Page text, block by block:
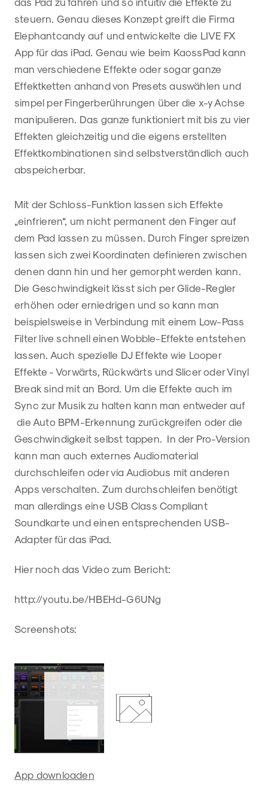
steuern. Genau dieses Konzept greift die Firma
Elephantcandy auf und entwickelte die LIVE FX
App für das iPad. Genau wie beim KaossPad kann
man verschiedene Effekte oder sogar ganze
Effektketten anhand von Presets auswählen und
simpel per Fingerberührungen über die x-y Achse
manipulieren. Das ganze funktioniert mit bis zu vier
Effekten gleichzeitig und die eigens erstellten
Effektkombinationen sind selbstverständlich auch
abspeicherbar.
Mit der Schloss-Funktion lassen sich Effekte
„einfrieren“, um nicht permanent den Finger auf
dem Pad lassen zu müssen. Durch Finger spreizen
lassen sich zwei Koordinaten definieren zwischen
denen dann hin und her gemorpht werden kann.
Die Geschwindigkeit lässt sich per Glide-Regler
erhöhen oder erniedrigen und so kann man
beispielsweise in Verbindung mit einem Low-Pass
Filter live schnell einen Wobble-Effekte entstehen
lassen. Auch spezielle DJ Effekte wie Looper
Effekte - Vorwärts, Rückwärts und Slicer oder Vinyl
Break sind mit an Bord. Um die Effekte auch im
Sync zur Musik zu halten kann man entweder auf
die Auto BPM-Erkennung zurückgreifen oder die
Geschwindigkeit selbst tappen. In der Pro-Version
kann man auch externes Audiomaterial
durchschleifen oder via Audiobus mit anderen
Apps verschalten. Zum durchschleifen benötigt
man allerdings eine USB Class Compliant
Soundkarte und einen entsprechenden USB-
Adapter für das iPad.
Hier noch das Video zum Bericht:
http://youtu.be/HBEHd-G6UNg
Screenshots:
App downloaden